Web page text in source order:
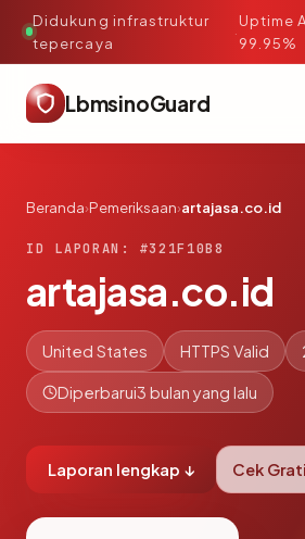
Didukung infrastruktur
tepercaya
·
Uptime
99.95%
LbmsinoGuard
Beranda›Pemeriksaan›artajasa.co.id
ID LAPORAN: #321F10B8
artajasa.co.id
United States HTTPS Valid
Diperbarui3 bulan yang lalu
Laporan lengkap ↓ Cek